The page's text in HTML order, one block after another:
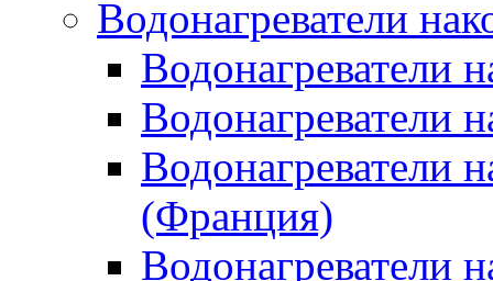
Водонагреватели
Водонагреватели
Водонагреватели
Водонагреватели
(Франция)
Водонагреватели